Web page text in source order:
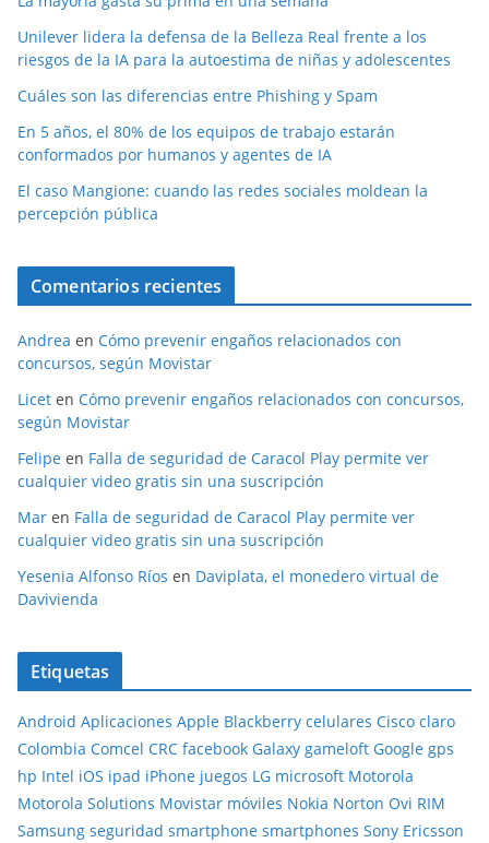
Unilever lidera la defensa de la Belleza Real frente a los
riesgos de la IA para la autoestima de niñas y adolescentes
Cuáles son las diferencias entre Phishing y Spam
En 5 años, el 80% de los equipos de trabajo estarán
conformados por humanos y agentes de IA
El caso Mangione: cuando las redes sociales moldean la
percepción pública
Comentarios recientes
Andrea en Cómo prevenir engaños relacionados con
concursos, según Movistar
Licet en Cómo prevenir engaños relacionados con concursos,
según Movistar
Felipe en Falla de seguridad de Caracol Play permite ver
cualquier video gratis sin una suscripción
Mar en Falla de seguridad de Caracol Play permite ver
cualquier video gratis sin una suscripción
Yesenia Alfonso Ríos en Daviplata, el monedero virtual de
Davivienda
Etiquetas
Android Aplicaciones Apple Blackberry celulares Cisco claro
Colombia Comcel CRC facebook Galaxy gameloft Google gps
hp Intel iOS ipad iPhone juegos LG microsoft Motorola
Motorola Solutions Movistar móviles Nokia Norton Ovi RIM
Samsung seguridad smartphone smartphones Sony Ericsson